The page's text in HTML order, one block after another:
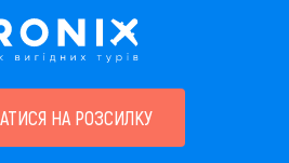
НА РОЗСИЛКУ